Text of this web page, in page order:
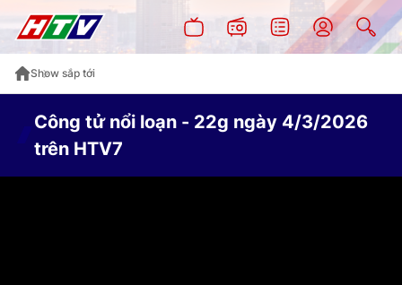
Show sắp tới
Công tử nổi loạn - 22g ngày 4/3/2026
trên HTV7